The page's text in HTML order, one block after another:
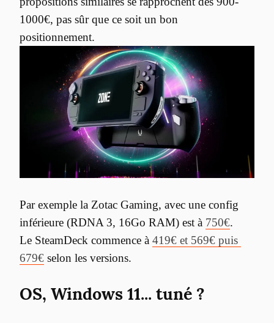
1000€, pas sûr que ce soit un bon
Par exemple la Zotac Gaming, avec une config
inférieure (RDNA 3, 16Go RAM) est à 750€.
Le SteamDeck commence à 419€ et 569€ puis
679€ selon les versions.
OS, Windows 11... tuné ?